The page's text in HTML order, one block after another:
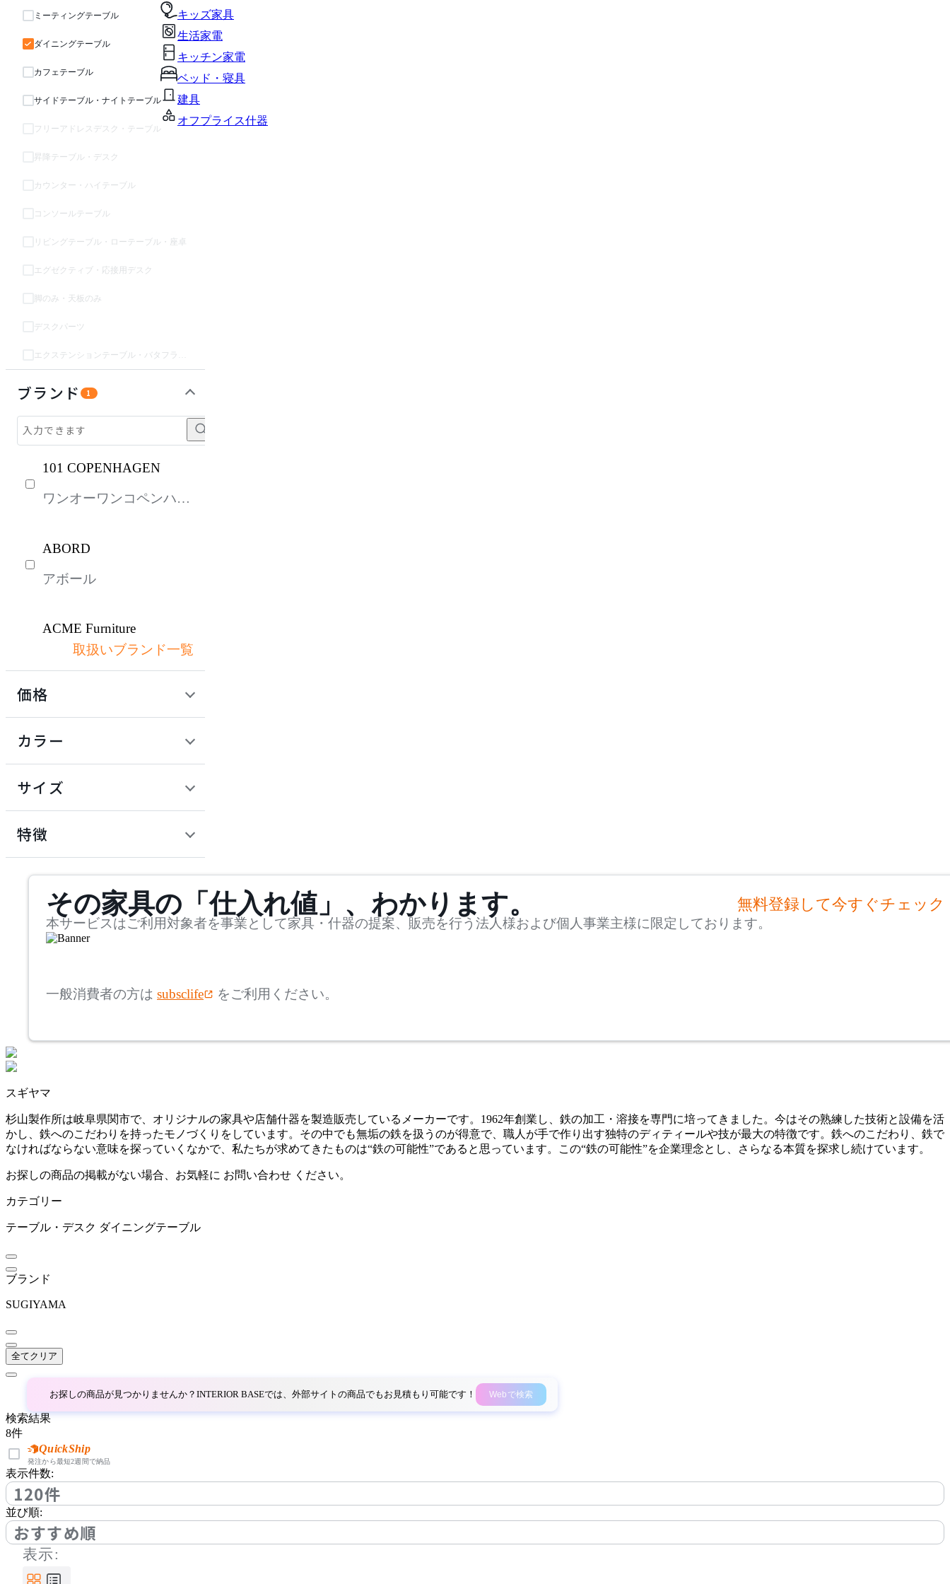
キッズ家具
生活家電
キッチン家電
ベッド・寝具
建具
オフプライス什器
ミーティングテーブル
ダイニングテーブル
カフェテーブル
サイドテーブル・ナイトテーブル
フリーアドレスデスク・テーブル
昇降テーブル・デスク
カウンター・ハイテーブル
コンソールテーブル
リビングテーブル・ローテーブル・座卓
エグゼクティブ・応接用デスク
脚のみ・天板のみ
デスクパーツ
ブランド 1
101 COPENHAGEN
ワンオーワンコペンハー
ABORD
アボール
ACME Furniture
アクメファニチャー
アダル
ADAL TOTAL INTERIOR
アコレクション
アドレス
ARUNAi
アルナイ
アズマヤ
BoConcept
ボーコンセプト
by interiors
コッコレ
FURNITURE SUPPLY
コンプレックスユニバー
サルファニチャーサプラ
イ
取扱いブランド一覧
価格
カラー
サイズ
mm
検索
~
~
特徴
その家具の「仕入れ値」、わかります。 無料登録して今すぐチェック
本サービスはご利用対象者を事業として家具・什器の提案、販売を行う法人様および個人事業主様に限定しております。
一般消費者の方は subsclife をご利用ください。
スギヤマ
杉山製作所は岐阜県関市で、オリジナルの家具や店舗什器を製造販売しているメーカーです。1962年創業し、鉄の加工・溶接を専門に培ってきました。今はその熟練した技術と設備を活
かし、鉄へのこだわりを持ったモノづくりをしています。その中でも無垢の鉄を扱うのが得意で、職人が手で作り出す独特のディティールや技が最大の特徴です。鉄へのこだわり、鉄で
なければならない意味を探っていくなかで、私たちが求めてきたものは“鉄の可能性”であると思っています。この“鉄の可能性”を企業理念とし、さらなる本質を探求し続けています。
お探しの商品の掲載がない場合、お気軽に お問い合わせ ください。
カテゴリー
テーブル・デスク ダイニングテーブル
ブランド
SUGIYAMA
全てクリア
お探しの商品が見つかりませんか？INTERIOR BASEでは、外部サイトの商品でもお見積もり可能です！ Webで検索
検索結果
8件
QuickShip
発注から最短2週間で納品
表示件数:
120件
並び順:
おすすめ順
表示: